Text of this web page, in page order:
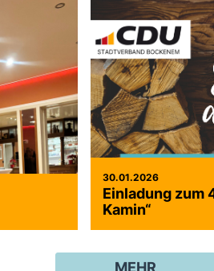
30.01.2026
Einladung zum
Kamin“
MEHR